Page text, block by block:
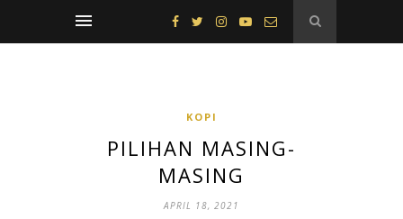
KOPI
PILIHAN MASING-
MASING
APRIL 18, 2021